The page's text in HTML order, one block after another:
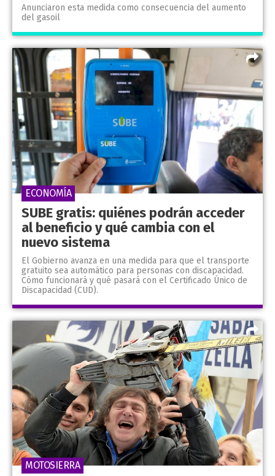
Anunciaron esta medida como consecuencia del aumento
del gasoil
SUBE gratis: quiénes podrán acceder
al beneficio y qué cambia con el
nuevo sistema
El Gobierno avanza en una medida para que el transporte
gratuito sea automático para personas con discapacidad.
Cómo funcionará y qué pasará con el Certificado Único de
Discapacidad (CUD).
ECONOMÍA
MOTOSIERRA